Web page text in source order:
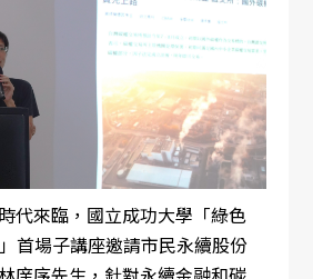
代來臨，國立成功大學「綠色
首場子講座邀請市民永續股份